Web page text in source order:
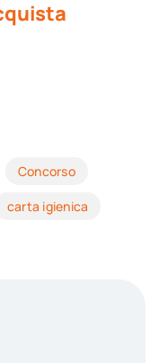
Concorso
carta igienica